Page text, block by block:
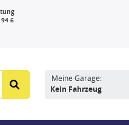
94 6
Meine Garage:
Kein Fahrzeug